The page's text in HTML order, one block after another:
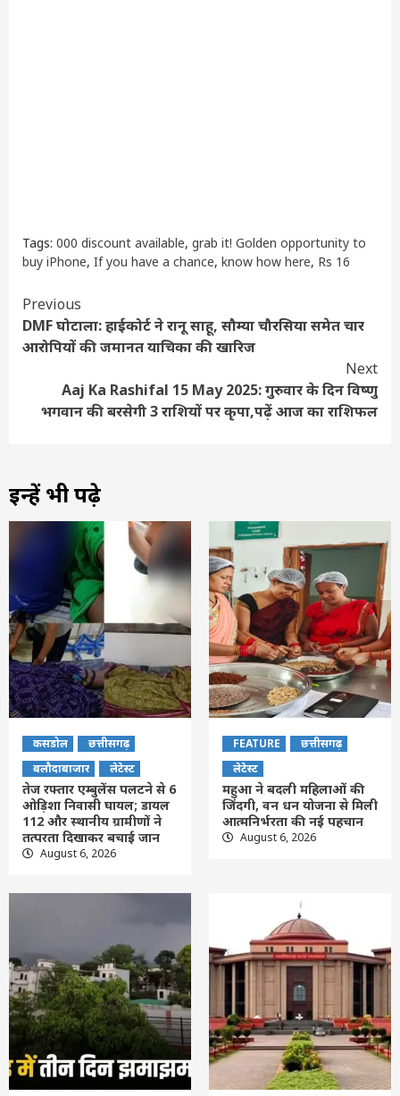
Tags: 000 discount available, grab it! Golden opportunity to
buy iPhone, If you have a chance, know how here, Rs 16
Continue
Reading
Previous
DMF घोटाला: हाईकोर्ट ने रानू साहू, सौम्या चौरसिया समेत चार
आरोपियों की जमानत याचिका की खारिज
Next
Aaj Ka Rashifal 15 May 2025: गुरुवार के दिन विष्णु
भगवान की बरसेगी 3 राशियों पर कृपा,पढ़ें आज का राशिफल
इन्हें भी पढ़े
कसडोल
छत्तीसगढ़
बलौदाबाजार
लेटेस्ट
तेज रफ्तार एम्बुलेंस पलटने से 6
ओड़िशा निवासी घायल; डायल
112 और स्थानीय ग्रामीणों ने
तत्परता दिखाकर बचाई जान
August 6, 2026
FEATURE
छत्तीसगढ़
लेटेस्ट
महुआ ने बदली महिलाओं की
जिंदगी, वन धन योजना से मिली
आत्मनिर्भरता की नई पहचान
August 6, 2026